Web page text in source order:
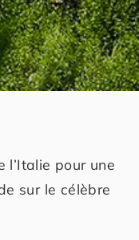
l’Italie pour une
sur le célèbre